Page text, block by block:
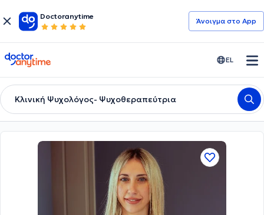
Doctoranytime
Άνοιγμα στο App
doctoranytime EL
Κλινική Ψυχολόγος- Ψυχοθεραπεύτρια